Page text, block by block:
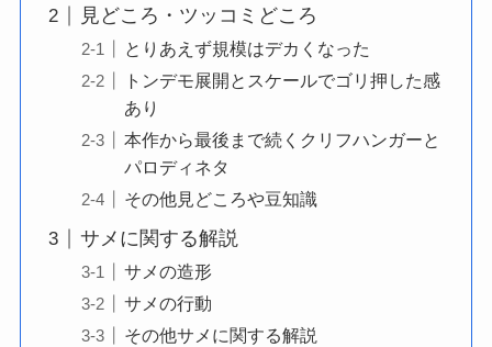
見どころ・ツッコミどころ
とりあえず規模はデカくなった
トンデモ展開とスケールでゴリ押した感
あり
本作から最後まで続くクリフハンガーと
パロディネタ
その他見どころや豆知識
サメに関する解説
サメの造形
サメの行動
その他サメに関する解説